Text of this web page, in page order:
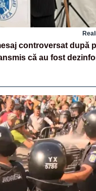
controversat după
că au fost